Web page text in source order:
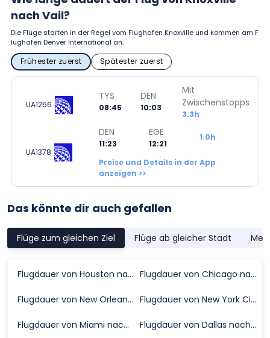
nach Vail?
Die Flüge starten in der Regel vom Flughafen Knoxville und kommen am F
lughafen Denver International an.
Frühester zuerst Spätester zuerst
UA1256
TYS
08:45
DEN
10:03
Mit
Zwischenstopps
3.3h
UA1378
DEN
11:23
EGE
12:21
1.0h
Preise und Details in der App
anzeigen >>
Das könnte dir auch gefallen
Flüge zum gleichen Ziel Flüge ab gleicher Stadt
Flugdauer von Houston nach Vail Flugdauer von Chicago nach Vail
Flugdauer von New Orleans nach Vail Flugdauer von New York City nach Vail
Flugdauer von Miami nach Vail Flugdauer von Dallas nach Vail